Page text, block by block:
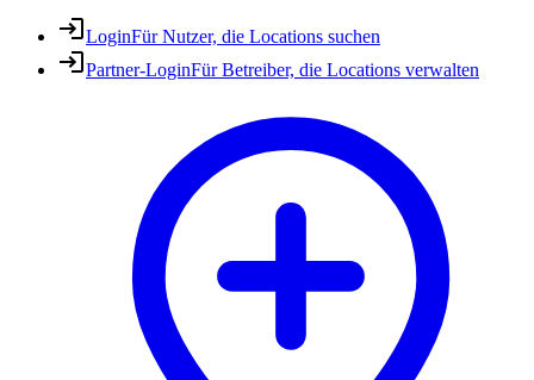
LoginFür Nutzer, die Locations suchen
Partner-LoginFür Betreiber, die Locations verwalten